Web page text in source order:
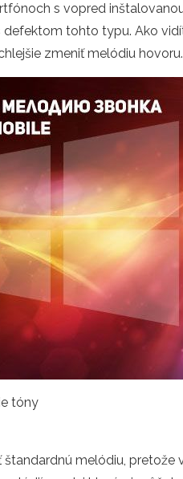
s vopred
tohto typu. Ako
zmeniť melódiu hovoru.
tóny
melódiu,